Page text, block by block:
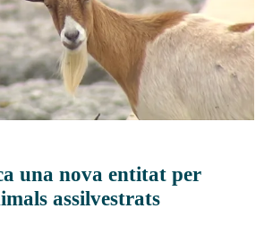
una nova entitat per
assilvestrats